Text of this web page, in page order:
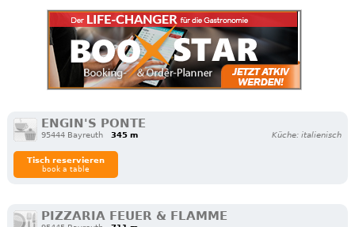
ENGIN'S PONTE
95444 Bayreuth 345 m Küche: italienisch
Tisch reservieren
book a table
PIZZARIA FEUER & FLAMME